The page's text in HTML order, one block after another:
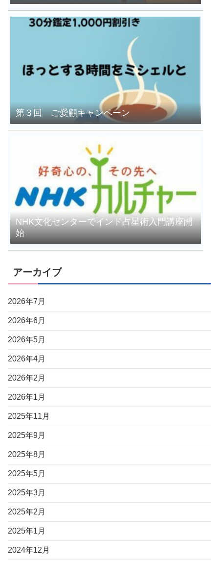
第３回 ご愛顧キャンペーン
NHK文化センターでインド占星術入門講座開
始
アーカイブ
2026年7月
2026年6月
2026年5月
2026年4月
2026年2月
2026年1月
2025年11月
2025年9月
2025年8月
2025年5月
2025年3月
2025年2月
2025年1月
2024年12月